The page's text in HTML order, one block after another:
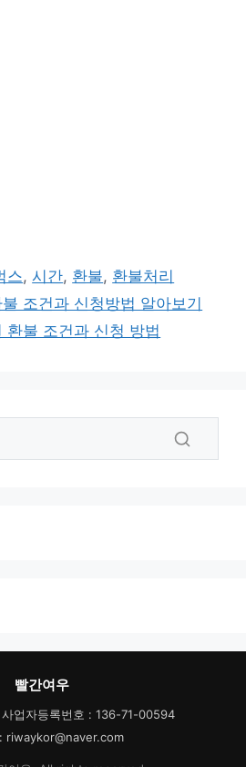
스,시간, 환불, 환불처리
조건과 신청방법 알아보기
환불 조건과 신청 방법
빨간여우
업자등록번호 : 136-71-00594
riwaykor@naver.com